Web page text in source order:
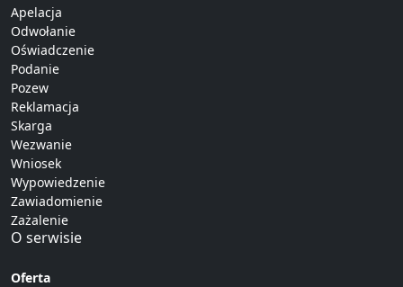
Apelacja
Odwołanie
Oświadczenie
Podanie
Pozew
Reklamacja
Skarga
Wezwanie
Wniosek
Wypowiedzenie
Zawiadomienie
Zażalenie
O serwisie
Oferta